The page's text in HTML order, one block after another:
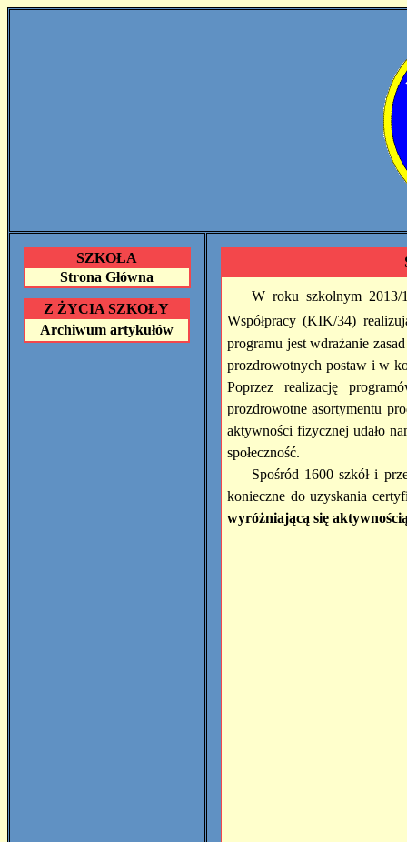
SZKOŁA
Strona Główna
Z ŻYCIA SZKOŁY
Archiwum artykułów
W roku szkolnym 2013/
Współpracy (KIK/34)
programu jest wdrażanie
prozdrowotnych postaw i w
Poprzez realizację
prozdrowotne asortymentu
aktywności fizycznej udało
społeczność.
Spośród 1600 szkół i
konieczne do uzyskania
wyróżniającą się